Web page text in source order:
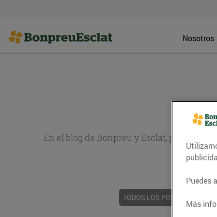
Nosotros
En el blog de Bonpreu y Esclat, puedes
TODOS LOS POSTS
Puedes
Más